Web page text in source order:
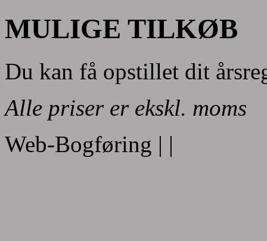
MULIGE TILKØB
Du kan få opstillet dit
Alle priser er ekskl. moms
Web-Bogføring | |